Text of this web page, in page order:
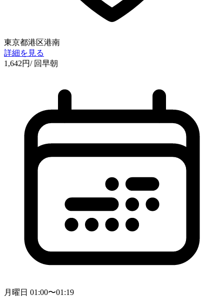
東京都港区港南
詳細を見る
1,642円/ 回早朝
月曜日 01:00〜01:19